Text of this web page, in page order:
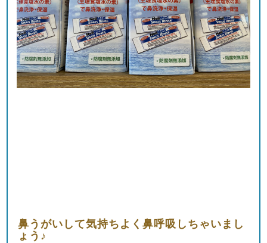
鼻うがいして気持ちよく鼻呼吸しちゃいまし
ょう♪